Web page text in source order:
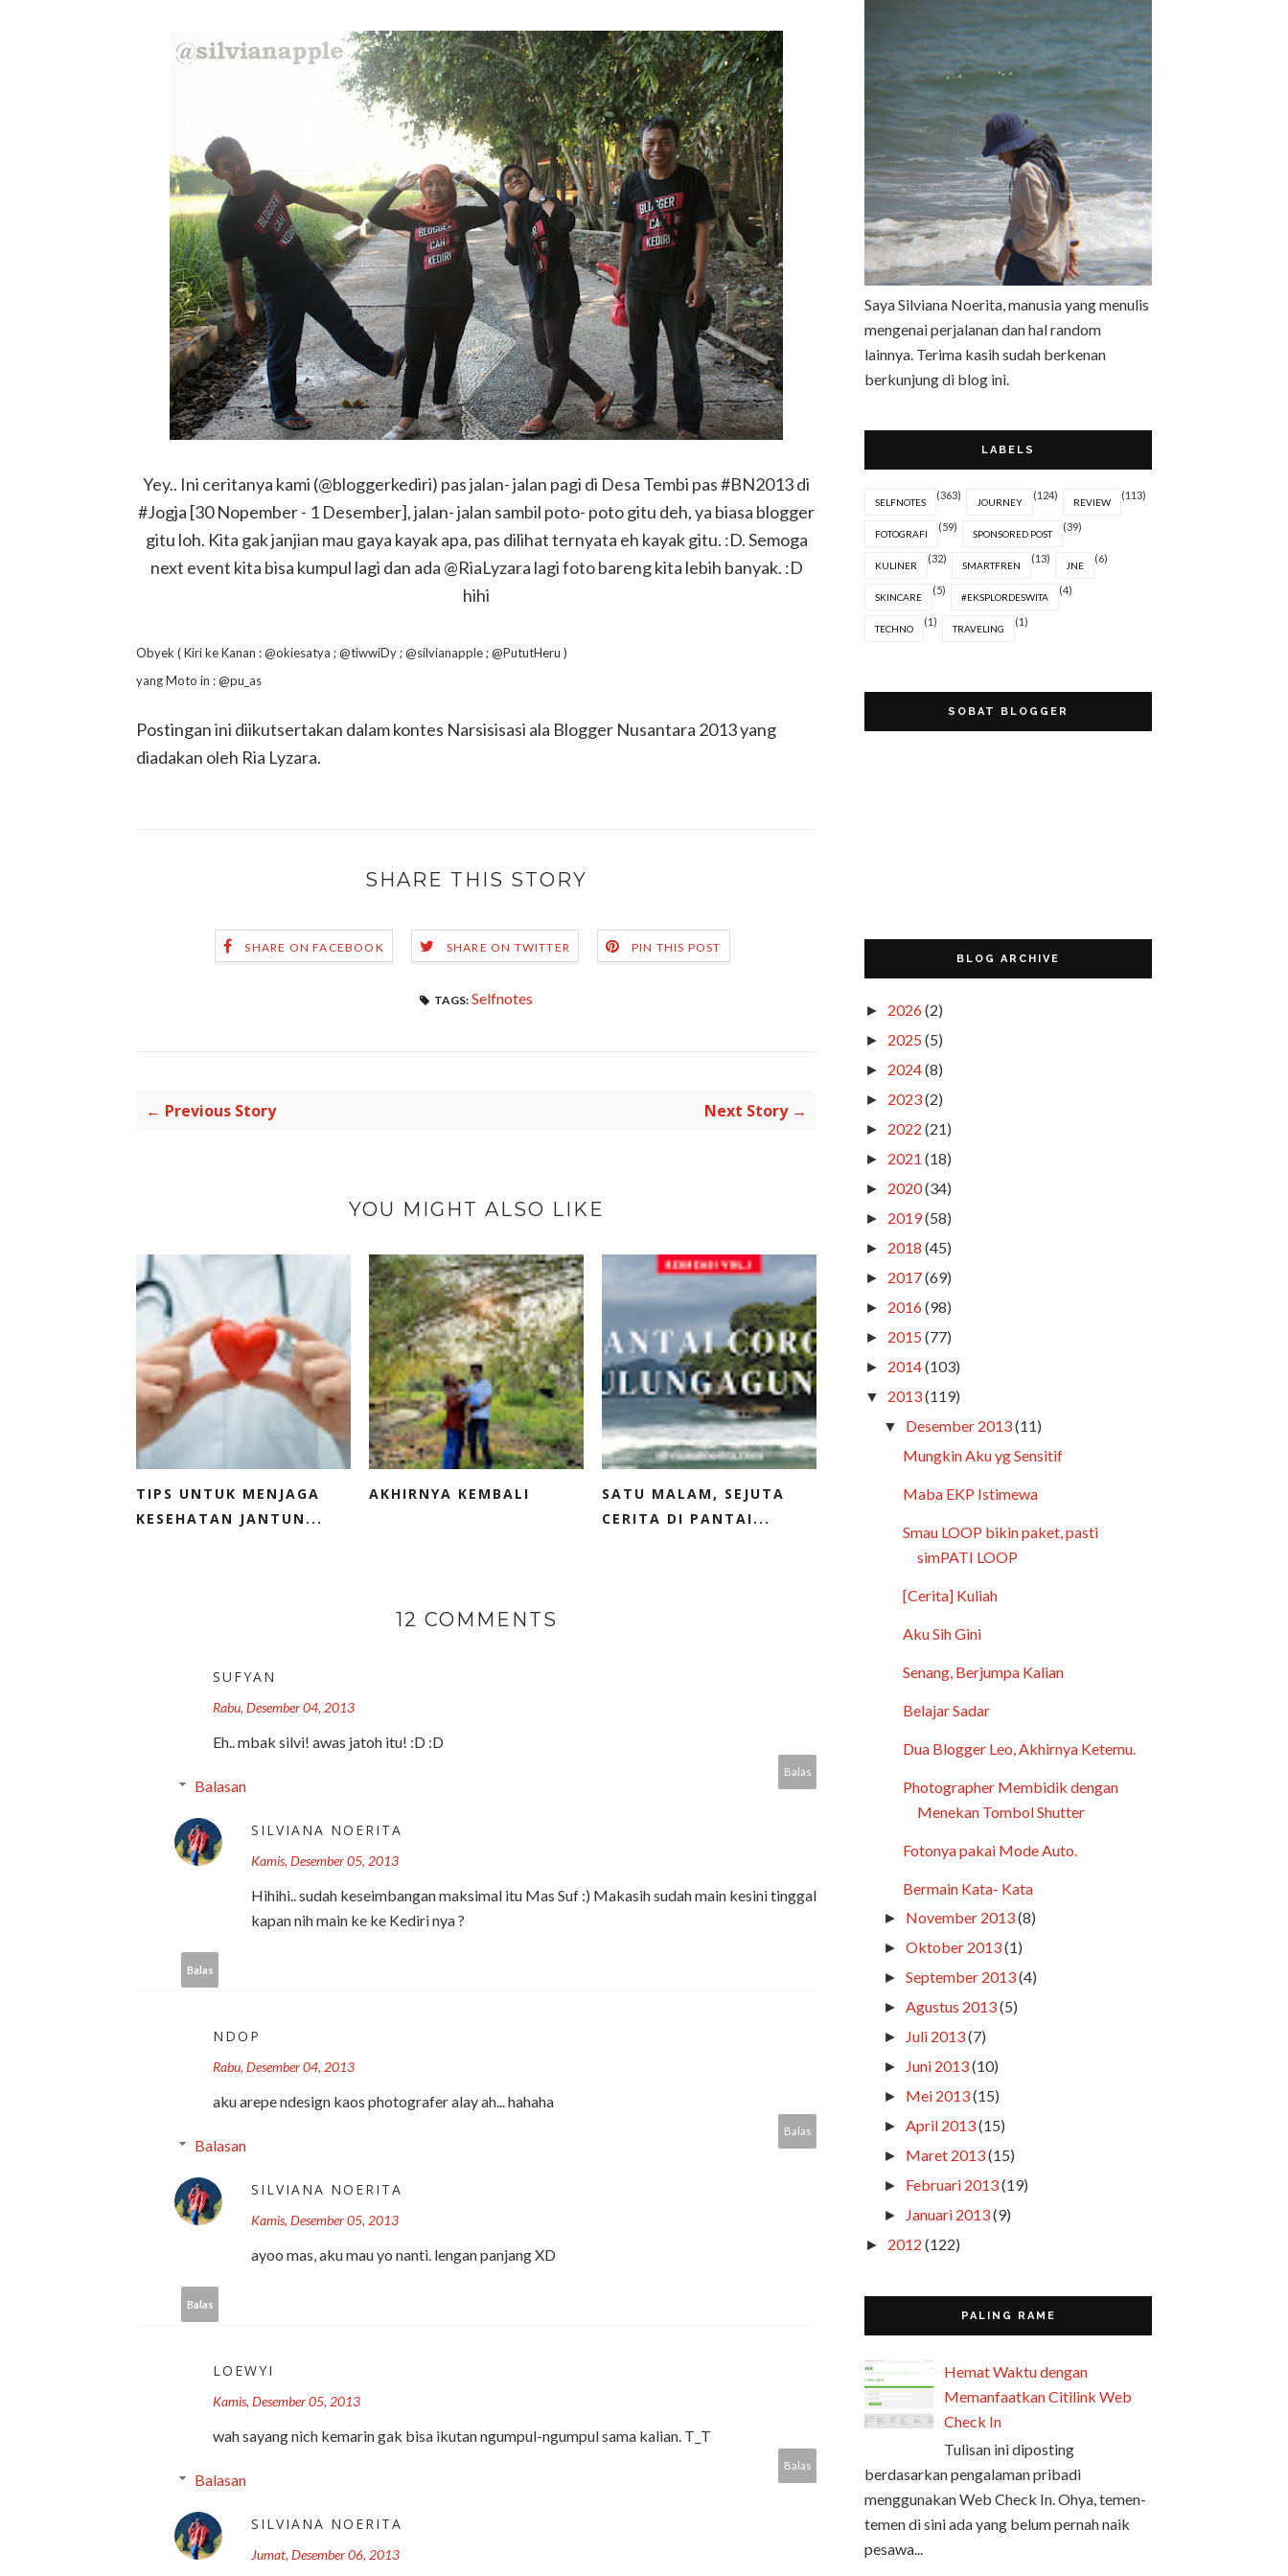
Yey.. Ini ceritanya kami (@bloggerkediri) pas jalan- jalan pagi di Desa Tembi pas #BN2013 di
#Jogja [30 Nopember - 1 Desember], jalan- jalan sambil poto- poto gitu deh, ya biasa blogger
gitu loh. Kita gak janjian mau gaya kayak apa, pas dilihat ternyata eh kayak gitu. :D. Semoga
next event kita bisa kumpul lagi dan ada @RiaLyzara lagi foto bareng kita lebih banyak. :D
hihi
Obyek ( Kiri ke Kanan : @okiesatya ; @tiwwiDy ; @silvianapple ; @PututHeru )
yang Moto in : @pu_as
Postingan ini diikutsertakan dalam kontes Narsisisasi ala Blogger Nusantara 2013 yang
diadakan oleh Ria Lyzara.
SHARE THIS STORY
SHARE ON FACEBOOK SHARE ON TWITTER PIN THIS POST
TAGS: Selfnotes
← Previous Story Next Story →
YOU MIGHT ALSO LIKE
TIPS UNTUK MENJAGA
KESEHATAN JANTUN...
AKHIRNYA KEMBALI
SATU MALAM, SEJUTA
CERITA DI PANTAI...
12 COMMENTS
SUFYAN
Rabu, Desember 04, 2013
Eh.. mbak silvi! awas jatoh itu! :D :D
Balas
Balasan
SILVIANA NOERITA
Kamis, Desember 05, 2013
Hihihi.. sudah keseimbangan maksimal itu Mas Suf :) Makasih sudah main kesini tinggal
kapan nih main ke ke Kediri nya ?
Balas
NDOP
Rabu, Desember 04, 2013
aku arepe ndesign kaos photografer alay ah... hahaha
Balas
Balasan
SILVIANA NOERITA
Kamis, Desember 05, 2013
ayoo mas, aku mau yo nanti. lengan panjang XD
Balas
LOEWYI
Kamis, Desember 05, 2013
wah sayang nich kemarin gak bisa ikutan ngumpul-ngumpul sama kalian. T_T
Balas
Balasan
SILVIANA NOERITA
Jumat, Desember 06, 2013
Saya Silviana Noerita, manusia yang menulis
mengenai perjalanan dan hal random
lainnya. Terima kasih sudah berkenan
berkunjung di blog ini.
LABELS
SELFNOTES
(363)
JOURNEY
(124)
REVIEW
(113)
FOTOGRAFI
(59)
SPONSORED POST
(39)
KULINER
(32)
SMARTFREN
(13)
JNE
(6)
SKINCARE
(5)
#EKSPLORDESWITA
(4)
TECHNO
(1)
TRAVELING
(1)
SOBAT BLOGGER
BLOG ARCHIVE
► 2026(2)
► 2025(5)
► 2024(8)
► 2023(2)
► 2022 (21)
► 2021 (18)
► 2020(34)
► 2019(58)
► 2018 (45)
► 2017(69)
► 2016(98)
► 2015(77)
► 2014(103)
▼ 2013(119)
▼ Desember 2013(11)
Mungkin Aku yg Sensitif
Maba EKP Istimewa
Smau LOOP bikin paket, pasti
simPATI LOOP
[Cerita] Kuliah
Aku Sih Gini
Senang, Berjumpa Kalian
Belajar Sadar
Dua Blogger Leo, Akhirnya Ketemu.
Photographer Membidik dengan
Menekan Tombol Shutter
Fotonya pakai Mode Auto.
Bermain Kata- Kata
► November 2013(8)
►Oktober 2013(1)
►September 2013(4)
►Agustus 2013(5)
► Juli 2013(7)
► Juni 2013(10)
► Mei 2013(15)
►April 2013(15)
► Maret 2013(15)
► Februari 2013(19)
► Januari 2013(9)
► 2012 (122)
PALING RAME
Hemat Waktu dengan
Memanfaatkan Citilink Web
Check In
Tulisan ini diposting
berdasarkan pengalaman pribadi
menggunakan Web Check In. Ohya, temen-
temen di sini ada yang belum pernah naik
pesawa...